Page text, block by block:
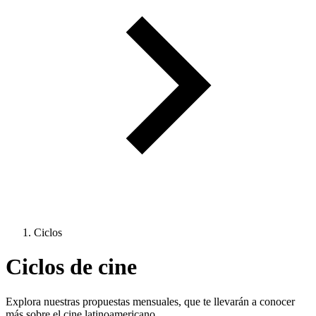
Ciclos
Ciclos de cine
Explora nuestras propuestas mensuales, que te llevarán a conocer